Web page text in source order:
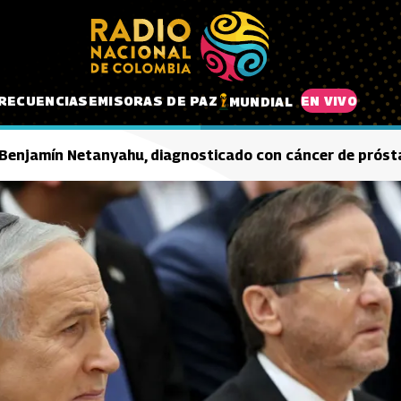
EMISORAS DE PAZ MUNDIAL EN VIVO
Netanyahu, diagnosticado con cáncer de